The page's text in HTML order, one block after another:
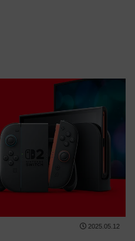
2025.05.12